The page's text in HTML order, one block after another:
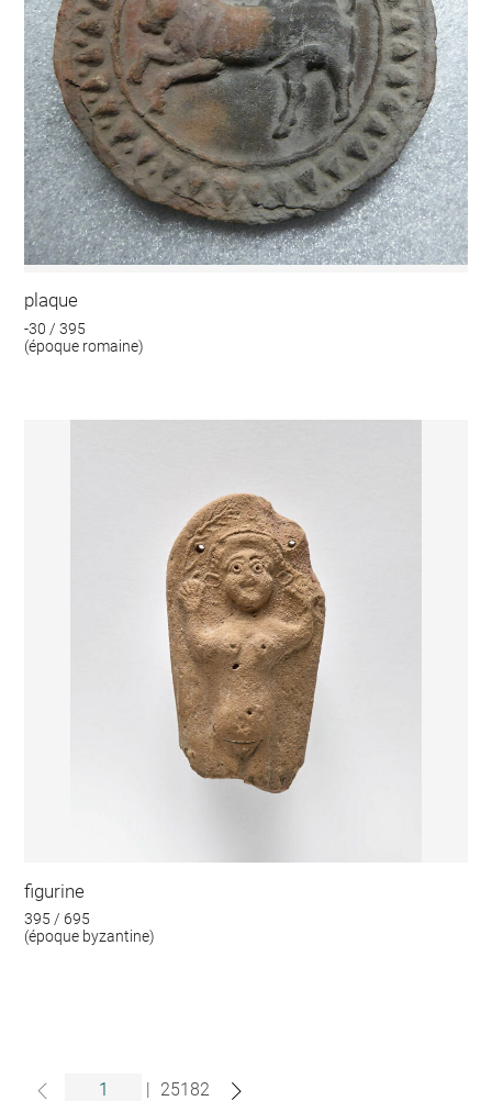
plaque
-30 / 395
(époque romaine)
figurine
395 / 695
(époque byzantine)
| 25182